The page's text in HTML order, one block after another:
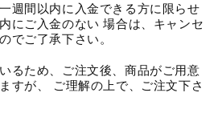
週間以内に入金できる方に限らせ
にご入金のない 場合は、キャンセ
でご了承下さい。
るため、ご注文後、商品がご用意
すが、 ご理解の上で、ご注文下さ